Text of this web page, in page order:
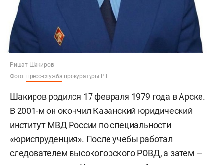
Ришат Шакиров
Фото: пресс-служба прокуратуры РТ
Шакиров родился 17 февраля 1979 года в Арске.
В 2001-м он окончил Казанский юридический
институт МВД России по специальности
«юриспруденция». После учебы работал
следователем высокогорского РОВД, а затем —